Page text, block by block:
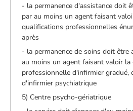
- la permanence d'assistance doit
par au moins un agent faisant
qualifications professionnelles
après
- la permanence de soins doit être
au moins un agent faisant valoir la
professionnelle d'infirmier gradué,
d'infirmier psychiatrique
5) Centre psycho-gériatrique